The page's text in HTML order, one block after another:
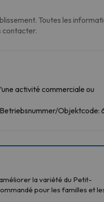
Toutes les
contacter.
activité commerciale ou
Objektcode:
la variété du Petit-
pour les familles et